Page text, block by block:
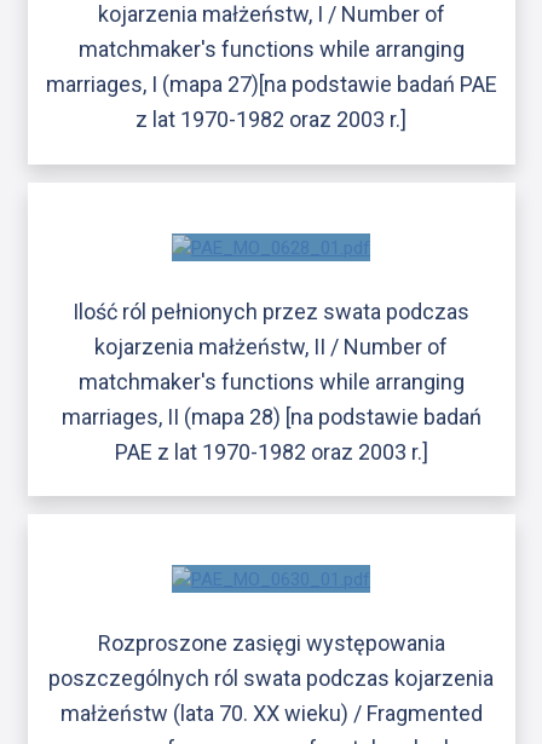
kojarzenia małżeństw, I / Number of
matchmaker's functions while arranging
marriages, I (mapa 27)[na podstawie badań PAE
z lat 1970-1982 oraz 2003 r.]
Ilość ról pełnionych przez swata podczas
kojarzenia małżeństw, II / Number of
matchmaker's functions while arranging
marriages, II (mapa 28) [na podstawie badań
PAE z lat 1970-1982 oraz 2003 r.]
Rozproszone zasięgi występowania
poszczególnych ról swata podczas kojarzenia
małżeństw (lata 70. XX wieku) / Fragmented